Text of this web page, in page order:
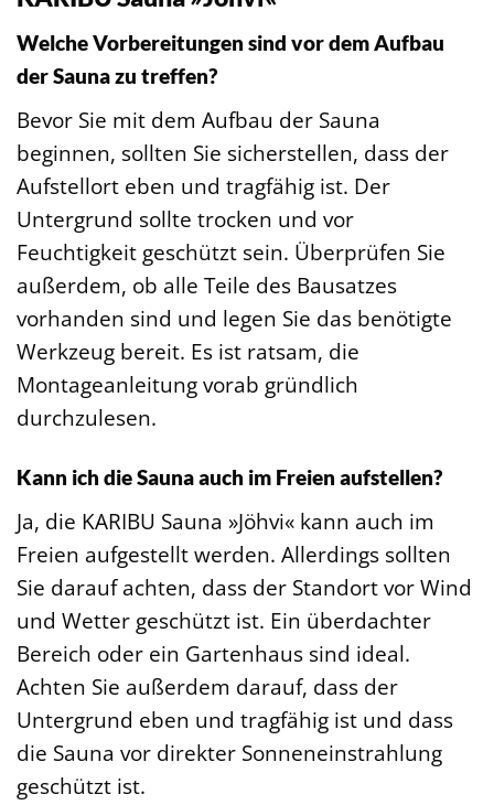
Welche Vorbereitungen sind vor dem Aufbau
der Sauna zu treffen?
Bevor Sie mit dem Aufbau der Sauna
beginnen, sollten Sie sicherstellen, dass der
Aufstellort eben und tragfähig ist. Der
Untergrund sollte trocken und vor
Feuchtigkeit geschützt sein. Überprüfen Sie
außerdem, ob alle Teile des Bausatzes
vorhanden sind und legen Sie das benötigte
Werkzeug bereit. Es ist ratsam, die
Montageanleitung vorab gründlich
durchzulesen.
Kann ich die Sauna auch im Freien aufstellen?
Ja, die KARIBU Sauna »Jöhvi« kann auch im
Freien aufgestellt werden. Allerdings sollten
Sie darauf achten, dass der Standort vor Wind
und Wetter geschützt ist. Ein überdachter
Bereich oder ein Gartenhaus sind ideal.
Achten Sie außerdem darauf, dass der
Untergrund eben und tragfähig ist und dass
die Sauna vor direkter Sonneneinstrahlung
geschützt ist.